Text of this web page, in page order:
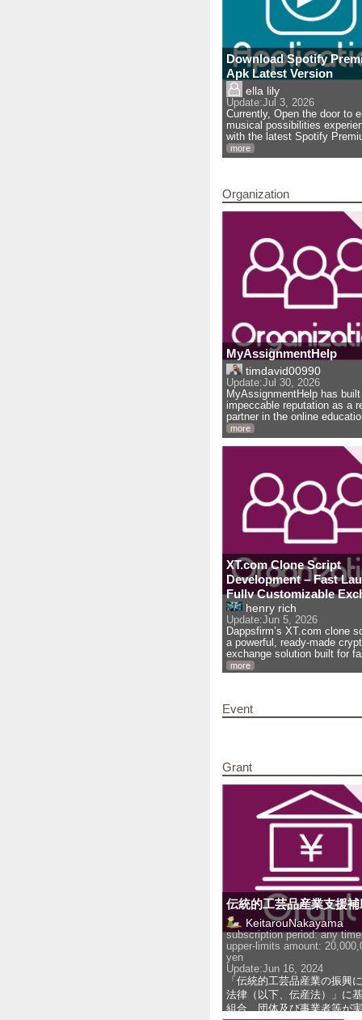
Download Spotify
Apk Latest Version
ella lily
Update:Jul 3, 2026
Currently, Open the door to
musical possibilities
with the latest Spotify
more
Organization
MyAssignmentHelp
timdavid00990
Update:Jul 30, 2026
MyAssignmentHelp has
impeccable reputation as a
partner in the online
more
XT.com Clone Script
Development – Fast
Fully Customizable
Platform
henry rich
Update:Jun 5, 2026
Dappsfirm’s XT.com clone
a powerful, ready-made
exchange solution built for
more
Event
Grant
伝統的工芸品産業支援
KeitarouNakayama
subscription period: any time
upper-limits amount:
yen
Update:Jun 16, 2024
「伝統的工芸品産業の振興
法律（以下、伝産法）」に
組合、団体及び事業者等が